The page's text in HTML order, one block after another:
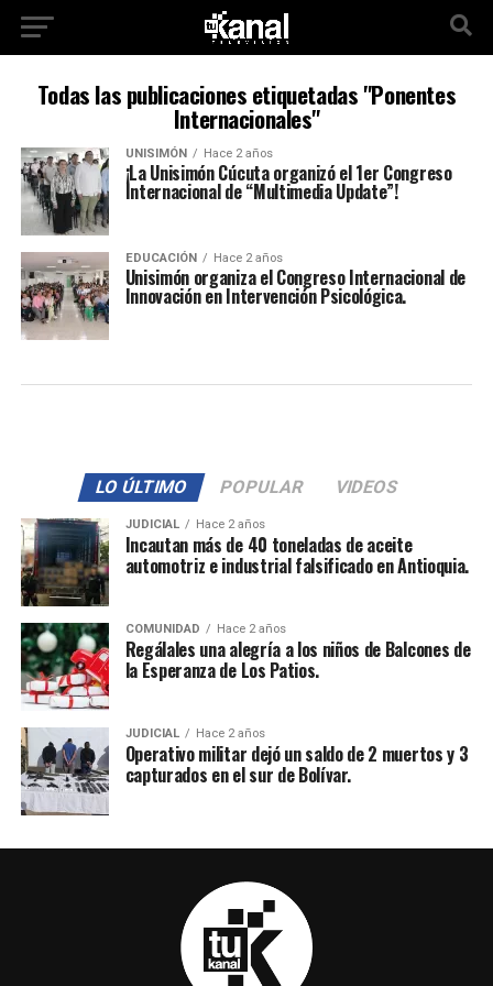
Todas las publicaciones etiquetadas "Ponentes
Internacionales"
UNISIMÓN Hace 2 años
¡La Unisimón Cúcuta organizó el 1er Congreso
Internacional de “Multimedia Update”!
EDUCACIÓN Hace 2 años
Unisimón organiza el Congreso Internacional de
Innovación en Intervención Psicológica.
LO ÚLTIMO POPULAR VIDEOS
JUDICIAL Hace 2 años
Incautan más de 40 toneladas de aceite
automotriz e industrial falsificado en Antioquia.
COMUNIDAD Hace 2 años
Regálales una alegría a los niños de Balcones de
la Esperanza de Los Patios.
JUDICIAL Hace 2 años
Operativo militar dejó un saldo de 2 muertos y 3
capturados en el sur de Bolívar.